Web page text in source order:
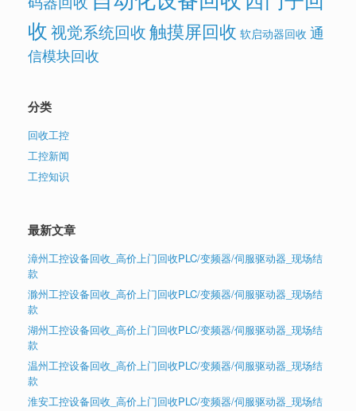
收视觉系统回收触摸屏回收 软启动器回收 通
信模块回收
分类
回收工控
工控新闻
工控知识
最新文章
漳州工控设备回收_高价上门回收PLC/变频器/伺服驱动器_现场结
款
滁州工控设备回收_高价上门回收PLC/变频器/伺服驱动器_现场结
款
湖州工控设备回收_高价上门回收PLC/变频器/伺服驱动器_现场结
款
温州工控设备回收_高价上门回收PLC/变频器/伺服驱动器_现场结
款
淮安工控设备回收_高价上门回收PLC/变频器/伺服驱动器_现场结